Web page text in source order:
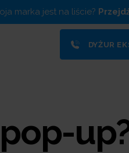
marka jest na liście?
DYŻUR